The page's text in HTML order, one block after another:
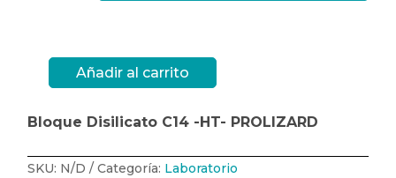
Bloque
Disilicato
HT
Prolizard
cantidad
Añadir al carrito
Bloque Disilicato C14 -HT- PROLIZARD
SKU: N/D Categoría: Laboratorio